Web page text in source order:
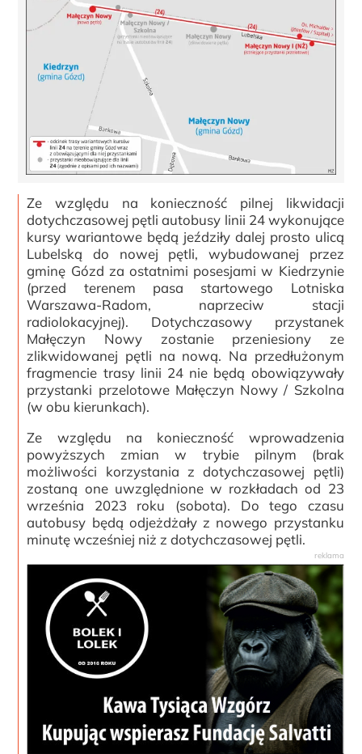
Ze względu na konieczność pilnej likwidacji
dotychczasowej pętli autobusy linii 24 wykonujące
kursy wariantowe będą jeździły dalej prosto ulicą
Lubelską do nowej pętli, wybudowanej przez
gminę Gózd za ostatnimi posesjami w Kiedrzynie
(przed terenem pasa startowego Lotniska
Warszawa-Radom, naprzeciw stacji
radiolokacyjnej). Dotychczasowy przystanek
Małęczyn Nowy zostanie przeniesiony ze
zlikwidowanej pętli na nową. Na przedłużonym
fragmencie trasy linii 24 nie będą obowiązywały
przystanki przelotowe Małęczyn Nowy / Szkolna
(w obu kierunkach).
Ze względu na konieczność wprowadzenia
powyższych zmian w trybie pilnym (brak
możliwości korzystania z dotychczasowej pętli)
zostaną one uwzględnione w rozkładach od 23
września 2023 roku (sobota). Do tego czasu
autobusy będą odjeżdżały z nowego przystanku
minutę wcześniej niż z dotychczasowej pętli.